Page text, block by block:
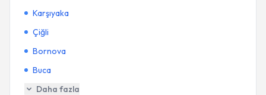
Karşıyaka
Çiğli
Bornova
Buca
Daha fazla